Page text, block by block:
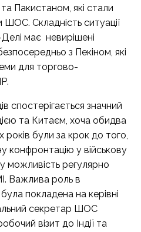
Пакистаном, які стали
Складність ситуації
має невирішені
з Пекіном, які
для торгово-
спостерігається значний
та Китаєм, хоча обидва
років були за крок до того,
конфронтацію у військову
можливість регулярно
Важлива роль в
покладена на керівні
секретар ШОС
візит до Індії та